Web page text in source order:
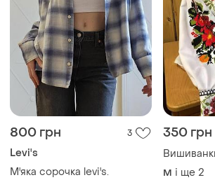
800 грн 3
Levi's
М'яка сорочка levi's.
350 грн
M і ще 2